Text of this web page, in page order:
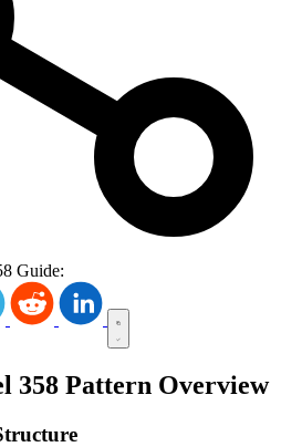
Guide:
358 Pattern Overview